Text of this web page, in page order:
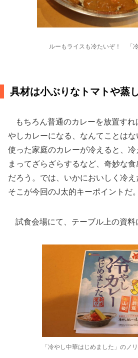
ルーもライスも冷たいぞ！ 「冷
具材は小ぶりなトマトや蒸
もちろん普通のカレーを放置す
やしカレーになる、なんてことは
使った家庭のカレーが冷えると、
まってざらざらするなど、奇妙な
だろう。では、いかにおいしく冷
そこが今回のJ太的キーポイントだ。
試食会場にて、テーブル上の資料
「冷やし中華はじめました」のノ